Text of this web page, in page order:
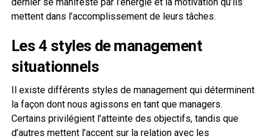
mettent dans l’accomplissement de leurs tâches.
Les 4 styles de management
situationnels
Il existe différents styles de management qui déterminent
la façon dont nous agissons en tant que managers.
Certains privilégient l’atteinte des objectifs, tandis que
d’autres mettent l’accent sur la relation avec les